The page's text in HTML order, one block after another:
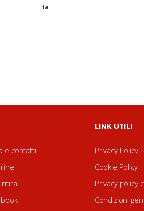
ita
e contatti
ritira
LINK UTILI
Privacy Policy
Cookie Policy
Privacy policy
Condizioni